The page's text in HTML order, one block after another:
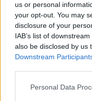
us or personal
your opt-out. You may
disclosure of your
IAB’s list of
also be disclosed by us
Downstream
Please note that this
Personal Data
SPORT #
#FOCI-EB #
#WEGHORTS #BUKSA